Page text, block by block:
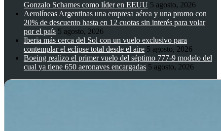
Gonzalo Schames como líder en EEUU 5 agosto, 2026
Aerolíneas Argentinas una empresa aérea y una promo con
20% de descuento hasta en 12 cuotas sin interés para volar
por el país 5 agosto, 2026
Iberia más cerca del Sol con un vuelo exclusivo para
contemplar el eclipse total desde el aire 5 agosto, 2026
Boeing realizo el primer vuelo del séptimo 777-9 modelo del
cual ya tiene 650 aeronaves encargadas 5 agosto, 2026